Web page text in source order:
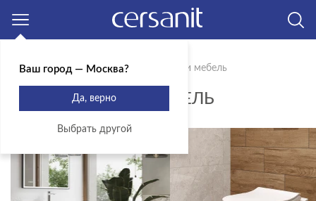
Главная Продукты Сантехника и мебель
САНТЕХНИКА И МЕБЕЛЬ
Ваш город — Москва?
Да, верно
Выбрать другой